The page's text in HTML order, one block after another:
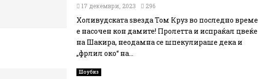
17 декември, 2023 296
Холивудската ѕвезда Том Круз во последно време
е насочен кон дамите! Пролетта и испраќал цвеќе
на Шакира, неодамна се шпекулираше дека и
„фрлил око“ на...
Шоубиз